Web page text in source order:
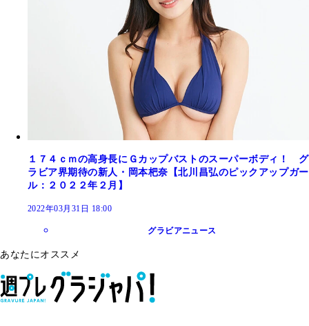
１７４ｃｍの高身長にＧカップバストのスーパーボディ！ グ
ラビア界期待の新人・岡本杷奈【北川昌弘のピックアップガー
ル：２０２２年２月】
2022年03月31日 18:00
グラビアニュース
あなたにオススメ